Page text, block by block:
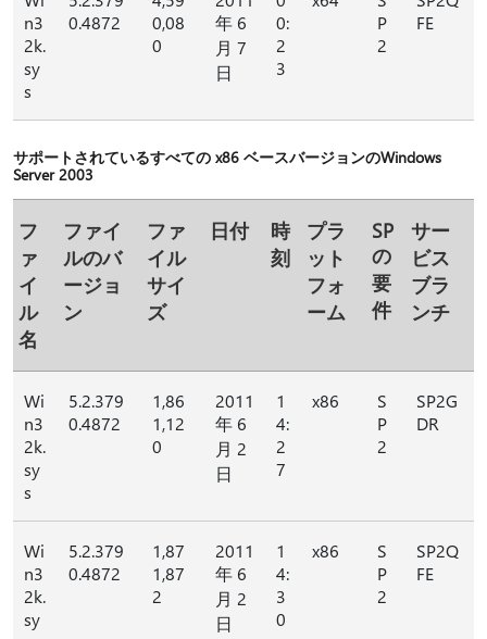
n3
2k.
sy
s
0.4872
0,08
0
年 6
月 7
日
0:
2
3
P
2
FE
サポートされているすべての x86 ベースバージョンのWindows
Server 2003
フ
ァ
イ
ル
名
ファイ
ルのバ
ージョ
ン
ファ
イル
サイ
ズ
日付
時
刻
プラ
ット
フォ
ーム
SP
の
要
件
サー
ビス
ブラ
ンチ
Wi
n3
2k.
sy
s
5.2.379
0.4872
1,86
1,12
0
2011
年 6
月 2
日
1
4:
2
7
x86
S
P
2
SP2G
DR
Wi
n3
2k.
sy
5.2.379
0.4872
1,87
1,87
2
2011
年 6
月 2
日
1
4:
3
0
x86
S
P
2
SP2Q
FE